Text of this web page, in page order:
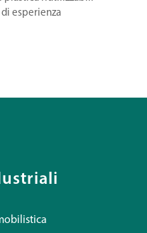
esperienza